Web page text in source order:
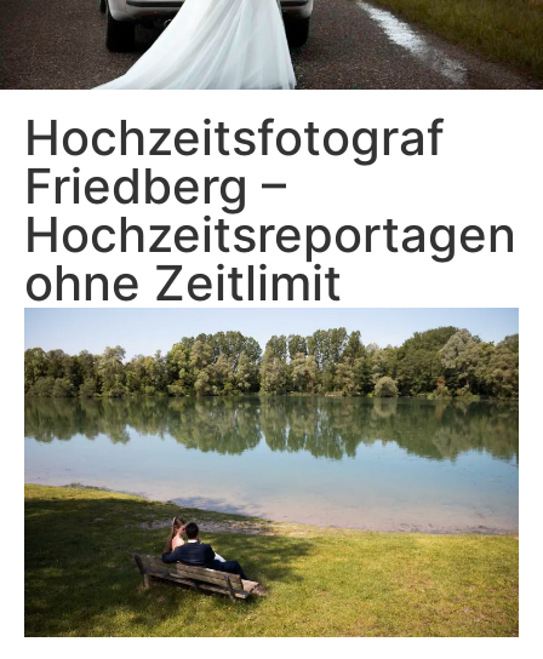
Hochzeitsfotograf
Friedberg –
Hochzeitsreportagen
ohne Zeitlimit